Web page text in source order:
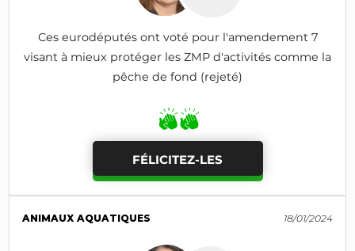
Ces eurodéputés ont voté pour l'amendement 7
visant à mieux protéger les ZMP d'activités comme la
pêche de fond (rejeté)
FÉLICITEZ-LES
ANIMAUX AQUATIQUES 18/01/2024